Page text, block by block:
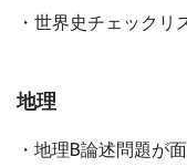
・世界史チェックリ
地理
・地理B論述問題が